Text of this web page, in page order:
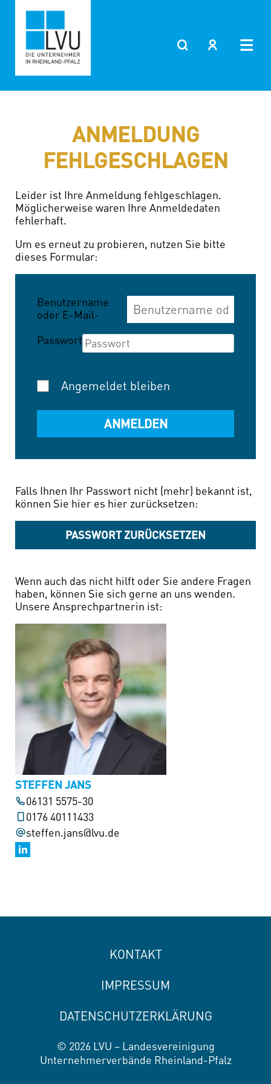
springen
ANMELDUNG
FEHLGESCHLAGEN
Leider ist Ihre Anmeldung fehlgeschlagen.
Möglicherweise waren Ihre Anmeldedaten
fehlerhaft.
Um es erneut zu probieren, nutzen Sie bitte
dieses Formular:
Benutzername
oder E-Mail-
Passwort
Angemeldet bleiben
Falls Ihnen Ihr Passwort nicht (mehr) bekannt ist,
können Sie hier es hier zurücksetzen:
PASSWORT ZURÜCKSETZEN
Wenn auch das nicht hilft oder Sie andere Fragen
haben, können Sie sich gerne an uns wenden.
Unsere Ansprechpartnerin ist:
STEFFEN JANS
06131 5575-30
0176 40111433
steffen.jans@lvu.de
KONTAKT
IMPRESSUM
DATENSCHUTZERKLÄRUNG
© 2026 LVU – Landesvereinigung
Unternehmerverbände Rheinland-Pfalz